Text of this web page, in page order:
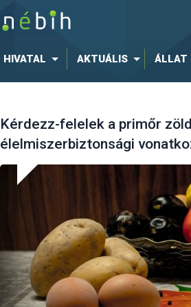
HIVATAL AKTUÁLIS ÁLLAT
Kérdezz-felelek a primőr
élelmiszerbiztonsági